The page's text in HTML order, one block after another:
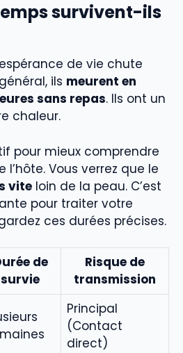
survivent-ils
de vie chute
ils meurent en
sans repas. Ils ont un
chaleur.
pour mieux comprendre
Vous verrez que le
vite loin de la peau. C’est
pour traiter votre
ces durées précises.
de
survie
Risque de
transmission
Principal
(Contact
direct)